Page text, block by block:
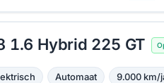
1.6 Hybrid 225 GT
Automaat 9.000 km/